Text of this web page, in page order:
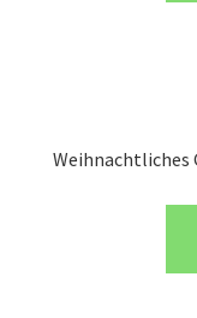
Weihnachtliches